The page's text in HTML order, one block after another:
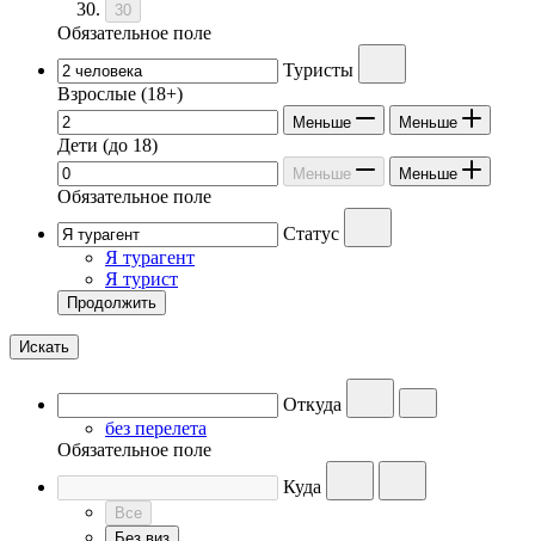
30
Обязательное поле
Туристы
Взрослые (18+)
Меньше Меньше
Дети (до 18)
Меньше Меньше
Обязательное поле
Статус
Я турагент
Я турист
Продолжить
Искать
Откуда
без перелета
Обязательное поле
Куда
Все